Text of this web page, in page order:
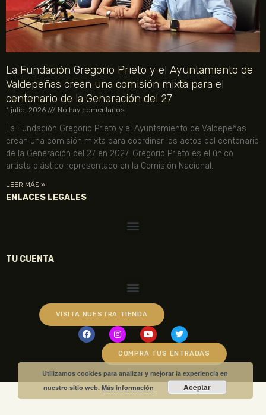
La Fundación Gregorio Prieto y el Ayuntamiento de
Valdepeñas crean una comisión mixta para el
centenario de la Generación del 27
1 julio, 2026 No hay comentarios
La Fundación Gregorio Prieto y el Ayuntamiento de Valdepeñas
crean una comisión mixta para coordinar los actos del centenario
de la Generación del 27 en 2027. Gregorio Prieto es el único
artista plástico representado en la Comisión Nacional.
LEER MÁS »
ENLACES LEGALES
TU CUENTA
VISITA NUESTRA TIENDA
COMPRA TUS ENTRADAS
Utilizamos cookies para analizar y mejorar la experiencia en
nuestro sitio web.Más información Aceptar